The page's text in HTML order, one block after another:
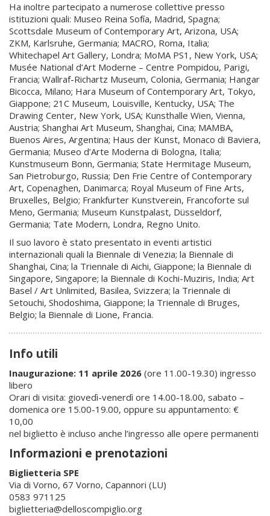
Ha inoltre partecipato a numerose collettive presso
istituzioni quali: Museo Reina Sofía, Madrid, Spagna;
Scottsdale Museum of Contemporary Art, Arizona, USA;
ZKM, Karlsruhe, Germania; MACRO, Roma, Italia;
Whitechapel Art Gallery, Londra; MoMA PS1, New York, USA;
Musée National d’Art Moderne – Centre Pompidou, Parigi,
Francia; Wallraf-Richartz Museum, Colonia, Germania; Hangar
Bicocca, Milano; Hara Museum of Contemporary Art, Tokyo,
Giappone; 21C Museum, Louisville, Kentucky, USA; The
Drawing Center, New York, USA; Kunsthalle Wien, Vienna,
Austria; Shanghai Art Museum, Shanghai, Cina; MAMBA,
Buenos Aires, Argentina; Haus der Kunst, Monaco di Baviera,
Germania; Museo d’Arte Moderna di Bologna, Italia;
Kunstmuseum Bonn, Germania; State Hermitage Museum,
San Pietroburgo, Russia; Den Frie Centre of Contemporary
Art, Copenaghen, Danimarca; Royal Museum of Fine Arts,
Bruxelles, Belgio; Frankfurter Kunstverein, Francoforte sul
Meno, Germania; Museum Kunstpalast, Düsseldorf,
Germania; Tate Modern, Londra, Regno Unito.
Il suo lavoro è stato presentato in eventi artistici
internazionali quali la Biennale di Venezia; la Biennale di
Shanghai, Cina; la Triennale di Aichi, Giappone; la Biennale di
Singapore, Singapore; la Biennale di Kochi-Muziris, India; Art
Basel / Art Unlimited, Basilea, Svizzera; la Triennale di
Setouchi, Shodoshima, Giappone; la Triennale di Bruges,
Belgio; la Biennale di Lione, Francia.
Info utili
Inaugurazione: 11 aprile 2026 (ore 11.00-19.30) ingresso
libero
Orari di visita: giovedì-venerdì ore 14.00-18.00, sabato –
domenica ore 15.00-19.00, oppure su appuntamento: €
10,00
nel biglietto è incluso anche l’ingresso alle opere permanenti
Informazioni e prenotazioni
Biglietteria SPE
Via di Vorno, 67 Vorno, Capannori (LU)
0583 971125
biglietteria@delloscompiglio.org